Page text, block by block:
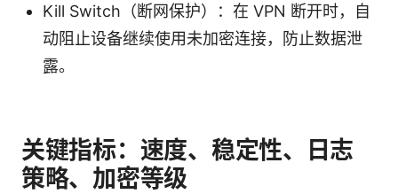
Kill Switch（断网保护）：在 VPN 断开时，自
动阻止设备继续使用未加密连接，防止数据泄
露。
关键指标：速度、稳定性、日志
策略、加密等级